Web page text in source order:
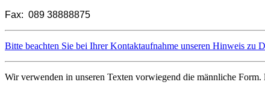
Fax: 089 38888875
Bitte beachten Sie bei Ihrer Kontaktaufnahme unseren Hinweis zu
Wir verwenden in unseren Texten vorwiegend die männliche